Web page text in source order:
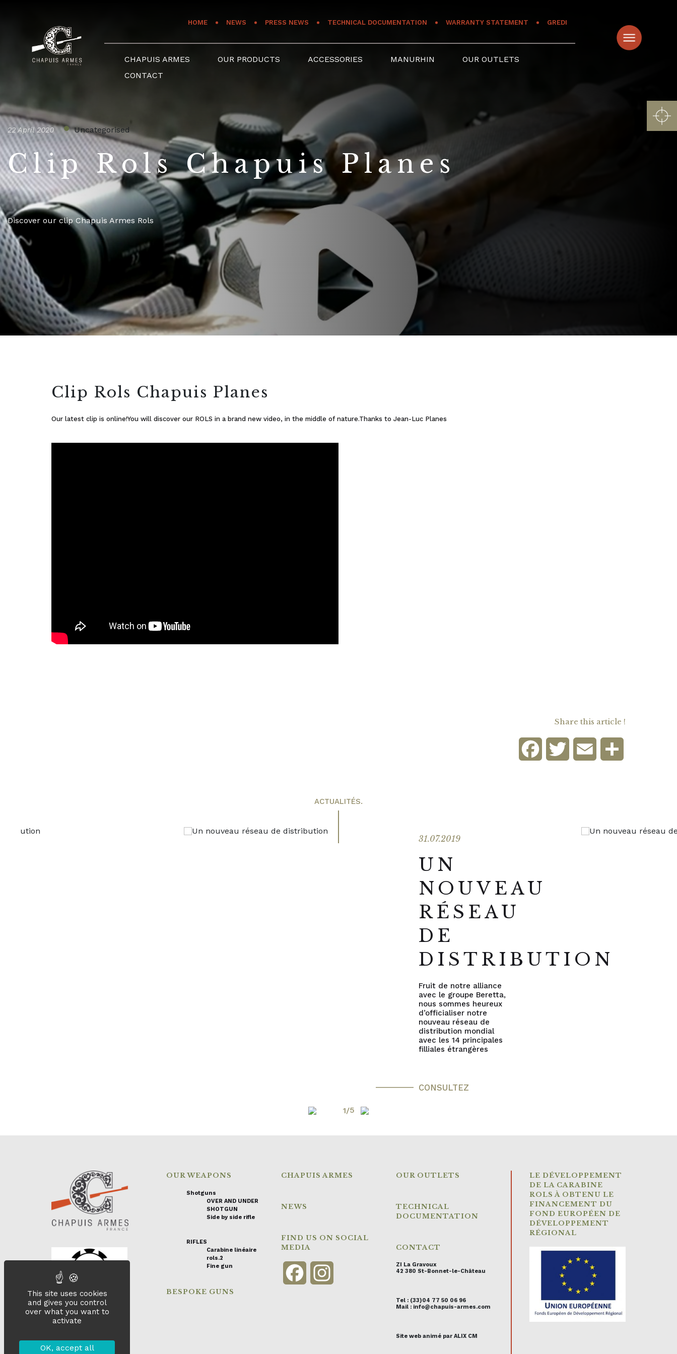
HOME NEWS PRESS NEWS TECHNICAL DOCUMENTATION WARRANTY STATEMENT GREDI
CHAPUIS ARMES OUR PRODUCTS ACCESSORIES MANURHIN
OUR OUTLETS
CONTACT
22 April 2020 Uncategorised
Clip Rols Chapuis Planes
Discover our clip Chapuis Armes Rols
Clip Rols Chapuis Planes
Our latest clip is online!You will discover our ROLS in a brand new video, in the middle of nature.Thanks to Jean-Luc Planes
Share this article !
FacebookTwitter Email
ACTUALITÉS.
31.07.2019
UN
NOUVEAU
RÉSEAU
DE
DISTRIBUTION
Fruit de notre alliance
avec le groupe Beretta,
nous sommes heureux
d’officialiser notre
nouveau réseau de
distribution mondial
avec les 14 principales
filliales étrangères
CONSULTEZ
OUR WEAPONS
Shotguns
OVER AND UNDER
SHOTGUN
Side by side rifle
RIFLES
Carabine linéaire
rols.2
Fine gun
BESPOKE GUNS
CHAPUIS ARMES
NEWS
FIND US ON SOCIAL
MEDIA
Facebook
OUR OUTLETS
TECHNICAL
DOCUMENTATION
CONTACT
ZI La Gravoux
42 380 St-Bonnet-le-Château
Tel : (33)04 77 50 06 96
Mail : info@chapuis-armes.com
Site web animé par ALIX CM
LE DÉVELOPPEMENT
DE LA CARABINE
ROLS À OBTENU LE
FINANCEMENT DU
FOND EUROPÉEN DE
DÉVELOPPEMENT
RÉGIONAL
This site uses cookies
and gives you control
over what you want to
activate
OK, accept all